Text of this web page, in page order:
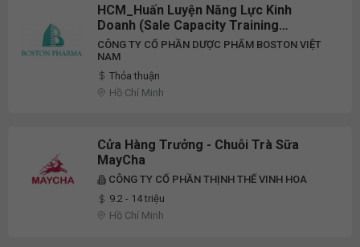
HCM_Huấn Luyện Năng Lực Kinh
Doanh (Sale Capacity Training
Manager)
CÔNG TY CỔ PHẦN DƯỢC PHẨM BOSTON VIỆT
NAM
Thỏa thuận
Hồ Chí Minh
Cửa Hàng Trưởng - Chuỗi Trà Sữa
MayCha
CÔNG TY CỔ PHẦN THỊNH THẾ VINH HOA
9.2 - 14 triệu
Hồ Chí Minh